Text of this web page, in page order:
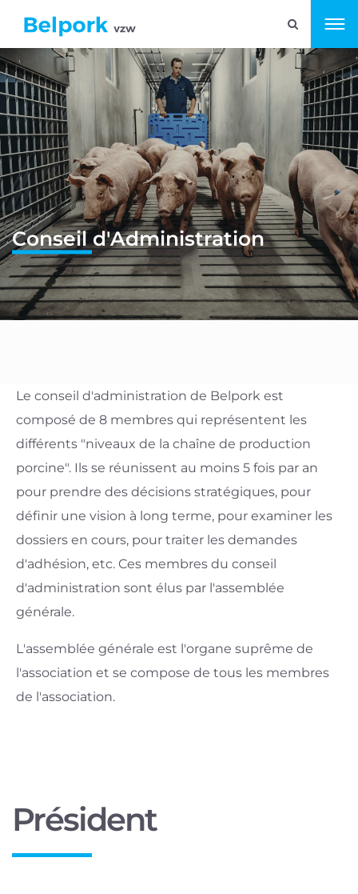
Conseil d'Administration
Le conseil d'administration de Belpork est
composé de 8 membres qui représentent les
différents "niveaux de la chaîne de production
porcine". Ils se réunissent au moins 5 fois par an
pour prendre des décisions stratégiques, pour
définir une vision à long terme, pour examiner les
dossiers en cours, pour traiter les demandes
d'adhésion, etc. Ces membres du conseil
d'administration sont élus par l'assemblée
générale.
L'assemblée générale est l'organe suprême de
l'association et se compose de tous les membres
de l'association.
Président